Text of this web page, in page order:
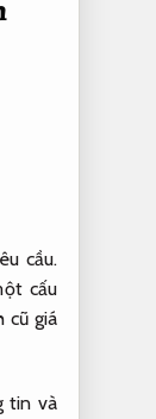
cầu.
cấu
cũ giá
tin và